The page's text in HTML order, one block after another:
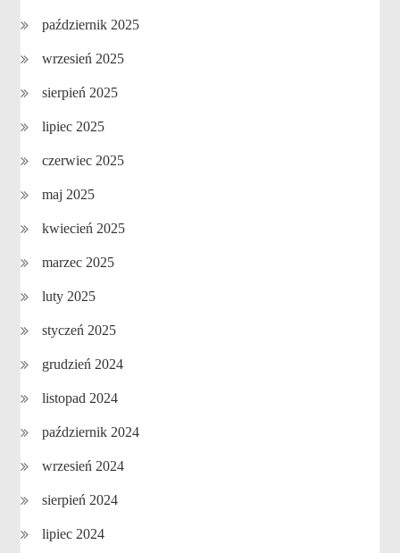
październik 2025
wrzesień 2025
sierpień 2025
lipiec 2025
czerwiec 2025
maj 2025
kwiecień 2025
marzec 2025
luty 2025
styczeń 2025
grudzień 2024
listopad 2024
październik 2024
wrzesień 2024
sierpień 2024
lipiec 2024